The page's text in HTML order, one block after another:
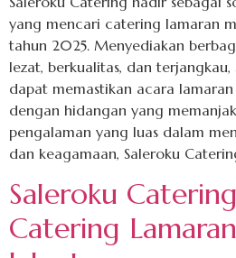
yang mencari catering lamaran
tahun 2025. Menyediakan
lezat, berkualitas, dan
dapat memastikan acara
dengan hidangan yang
pengalaman yang luas dalam
dan keagamaan, Saleroku
Saleroku
Catering